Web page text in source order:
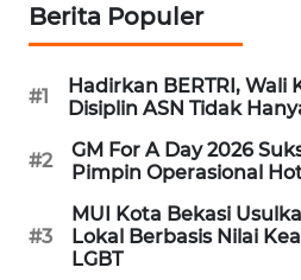
Berita Populer
#1
Hadirkan BERTRI, Wali
Disiplin ASN Tidak
#2
GM For A Day 2026
Pimpin Operasional
#3
MUI Kota Bekasi
Lokal Berbasis Nilai
LGBT
WN
PRIANGAN
SEMARANG
WN
SOLO